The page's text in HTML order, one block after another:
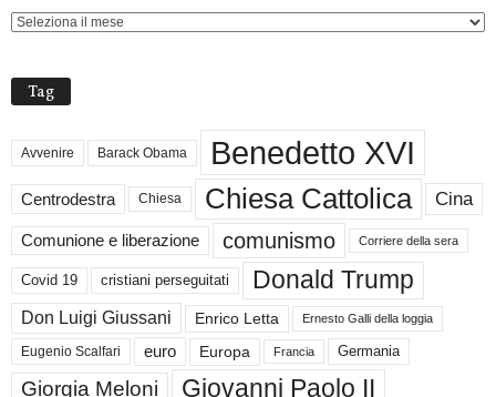
Tag
Avvenire Barack Obama Benedetto XVI
Centrodestra Chiesa Chiesa Cattolica Cina
Comunione e liberazione comunismo Corriere della sera
Covid 19 cristiani perseguitati Donald Trump
Don Luigi Giussani Enrico Letta Ernesto Galli della loggia
Eugenio Scalfari euro Europa Francia Germania
Giorgia Meloni Giovanni Paolo II